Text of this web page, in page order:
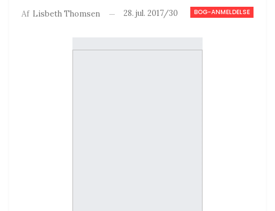
BOG-ANMELDELSE
Af Lisbeth Thomsen 28. jul. 2017/30